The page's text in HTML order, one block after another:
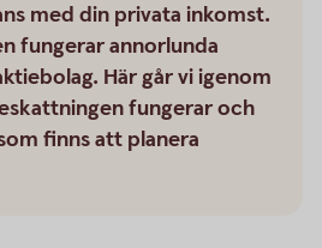
med din privata inkomst.
fungerar annorlunda
Här går vi igenom
fungerar och
finns att planera